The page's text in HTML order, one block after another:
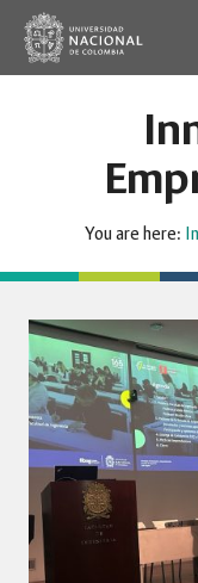
content
You are here: